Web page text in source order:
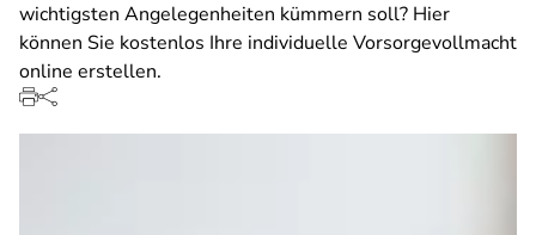
wichtigsten Angelegenheiten kümmern soll? Hier
können Sie kostenlos Ihre individuelle Vorsorgevollmacht
online erstellen.